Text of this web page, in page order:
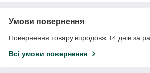
Умови повернення
Повернення товару впродовж 14 днів за
Всі умови повернення